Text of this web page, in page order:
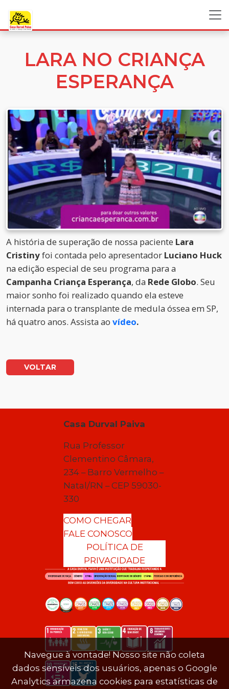
LARA NO CRIANÇA
ESPERANÇA
A história de superação de nossa paciente Lara
Cristinyfoi contada pelo apresentador Luciano Huck
na edição especial de seu programa para a
Campanha Criança Esperança, da Rede Globo. Seu
maior sonho foi realizado quando ela esteve
internada para o transplante de medula óssea em SP,
há quatro anos. Assista ao vídeo.
VOLTAR
Casa Durval Paiva
Rua Professor
Clementino Câmara,
234 – Barro Vermelho –
Natal/RN – CEP 59030-
330
COMO CHEGAR
FALE CONOSCO
POLÍTICA DE
PRIVACIDADE
Navegue à vontade! Nosso site não coleta
dados sensíveis dos usuários, apenas o Google
Analytics armazena cookies para estatísticas de